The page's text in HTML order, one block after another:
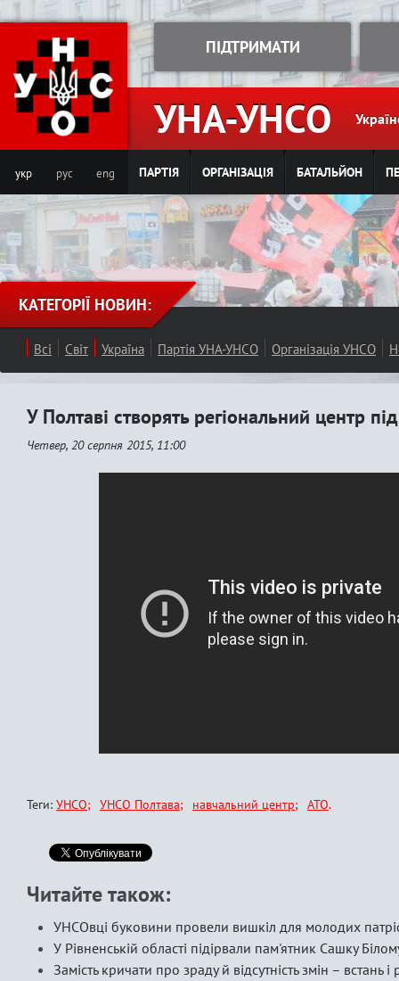
Jump to navigation
УНА-УНСО
ПІДТРИМАТИ
укр рус eng ПАРТІЯ ОРГАНІЗАЦІЯ БАТАЛЬЙОН
КАТЕГОРІЇ НОВИН:
Всі Світ Україна Партія УНА-УНСО Організація УНСО
У Полтаві створять регіональний центр
Четвер, 20 серпня 2015, 11:00
Теги: УНСО УНСО Полтава навчальний центр АТО
Читайте також:
УНСОвці буковини провели вишкіл для молодих
У Рівненській області підірвали пам'ятник Сашку
Замість кричати про зраду й відсутність змін – встань